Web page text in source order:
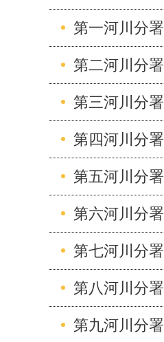
第一河川分署
第二河川分署
第三河川分署
第四河川分署
第五河川分署
第六河川分署
第七河川分署
第八河川分署
第九河川分署